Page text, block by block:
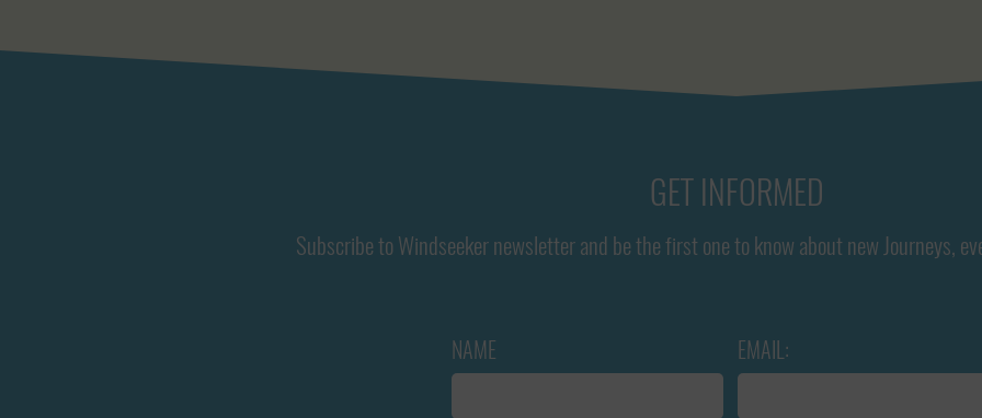
GET INFORMED
Subscribe to Windseeker newsletter and be the first one to know about new Journeys,
NAME EMAIL: